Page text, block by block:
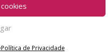
Política de Privacidade